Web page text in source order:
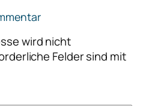
wird nicht
Felder sind mit